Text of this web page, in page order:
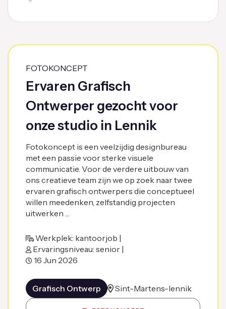
FOTOKONCEPT
Ervaren Grafisch
Ontwerper gezocht voor
onze studio in Lennik
Fotokoncept is een veelzijdig designbureau
met een passie voor sterke visuele
communicatie. Voor de verdere uitbouw van
ons creatieve team zijn we op zoek naar twee
ervaren grafisch ontwerpers die conceptueel
willen meedenken, zelfstandig projecten
uitwerken …
Werkplek: kantoorjob |
Ervaringsniveau: senior |
16 Jun 2026
Grafisch Ontwerp Sint-Martens-lennik